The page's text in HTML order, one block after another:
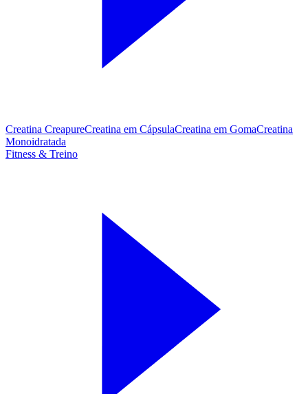
Creatina CreapureCreatina em CápsulaCreatina em GomaCreatina
Monoidratada
Fitness & Treino